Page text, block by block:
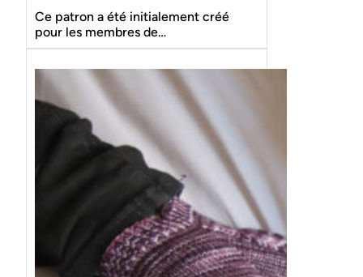
Ce patron a été initialement créé
pour les membres de…